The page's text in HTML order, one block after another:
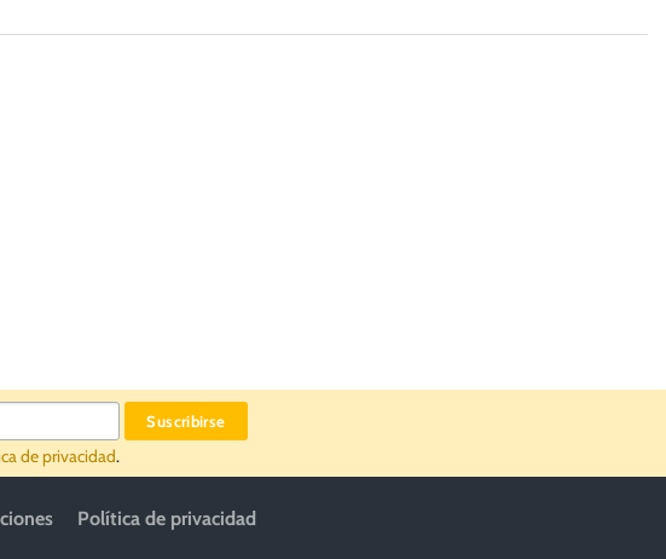
de privacidad.
Política de privacidad